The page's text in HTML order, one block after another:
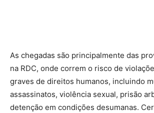
As chegadas são principalmente das
na RDC, onde correm o risco de
graves de direitos humanos, incluindo
assassinatos, violência sexual, prisão
detenção em condições desumanas.